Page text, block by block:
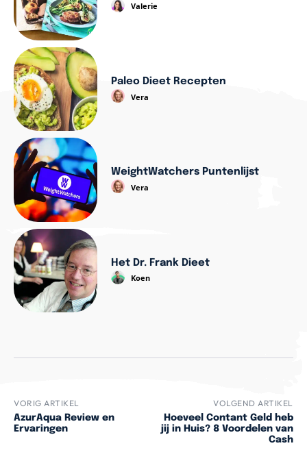
Valerie
Paleo Dieet Recepten
Vera
WeightWatchers Puntenlijst
Vera
Het Dr. Frank Dieet
Koen
VORIG ARTIKEL
AzurAqua Review en
Ervaringen
VOLGEND ARTIKEL
Hoeveel Contant Geld heb
jij in Huis? 8 Voordelen van
Cash